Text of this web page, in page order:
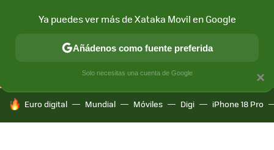
CONECTIVIDAD MÓVIL Y SOCIEDAD APLICACIONES
HOY SE HABLA DE
Euro digital Mundial Móviles Digi iPhone 18 Pro
×
Ya puedes ver más de Xataka Movil en Google
Añádenos como fuente preferida
Solo necesitas una cuenta de Google